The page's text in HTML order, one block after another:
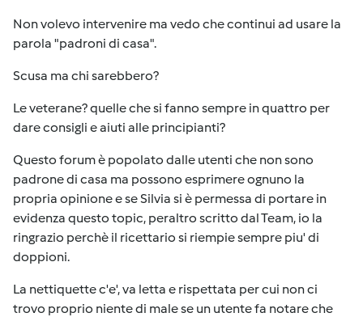
Non volevo intervenire ma vedo che continui ad usare la
parola "padroni di casa".
Scusa ma chi sarebbero?
Le veterane? quelle che si fanno sempre in quattro per
dare consigli e aiuti alle principianti?
Questo forum è popolato dalle utenti che non sono
padrone di casa ma possono esprimere ognuno la
propria opinione e se Silvia si è permessa di portare in
evidenza questo topic, peraltro scritto dal Team, io la
ringrazio perchè il ricettario si riempie sempre piu' di
doppioni.
La nettiquette c'e', va letta e rispettata per cui non ci
trovo proprio niente di male se un utente fa notare che